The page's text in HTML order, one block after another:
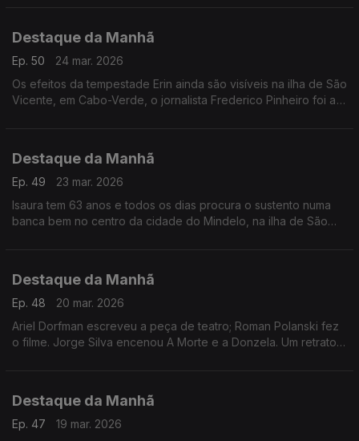
Destaque da Manhã
Ep. 50
24 mar. 2026
Os efeitos da tempestade Erin ainda são visíveis na ilha de São
Vicente, em Cabo-Verde, o jornalista Frederico Pinheiro foi a
Destaque da Manhã
Ep. 49
23 mar. 2026
Isaura tem 63 anos e todos os dias procura o sustento numa
banca bem no centro da cidade do Mindelo, na ilha de São
Destaque da Manhã
Ep. 48
20 mar. 2026
Ariel Dorfman escreveu a peça de teatro; Roman Polanski fez
o filme. Jorge Silva encenou A Morte e a Donzela. Um retrato
Destaque da Manhã
Ep. 47
19 mar. 2026